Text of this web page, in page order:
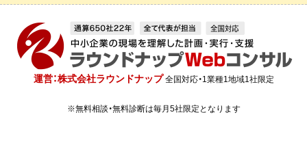
運営：株式会社ラウンドナップ 全国対応・1業種1地域1社限定
※無料相談・無料診断は毎月5社限定となります